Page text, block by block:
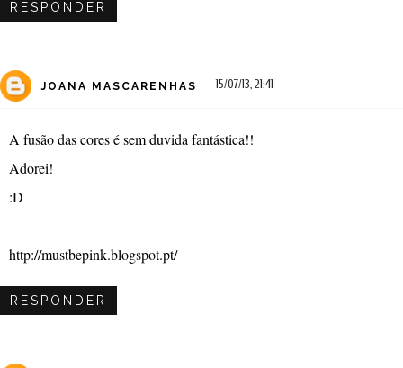
RESPONDER
JOANA MASCARENHAS 15/07/13, 21:41
A fusão das cores é sem duvida fantástica!!
Adorei!
:D
http://mustbepink.blogspot.pt/
RESPONDER